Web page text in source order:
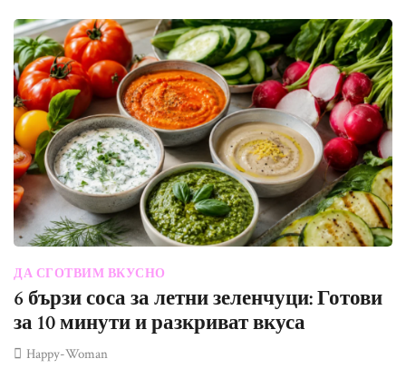
ДА СГОТВИМ ВКУСНО
6 бързи соса за летни зеленчуци: Готови
за 10 минути и разкриват вкуса
Happy-Woman